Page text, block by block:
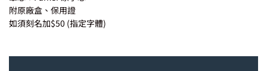
附原廠盒、保用證
如須刻名加$50 (指定字體)